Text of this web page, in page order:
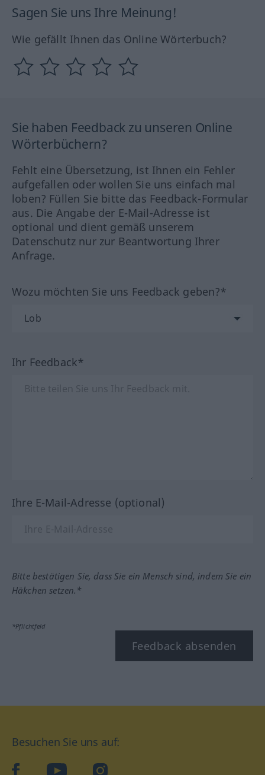
Sagen Sie uns Ihre Meinung!
Wie gefällt Ihnen das Online Wörterbuch?
Sie haben Feedback zu unseren Online
Wörterbüchern?
Fehlt eine Übersetzung, ist Ihnen ein Fehler
aufgefallen oder wollen Sie uns einfach mal
loben? Füllen Sie bitte das Feedback-Formular
aus. Die Angabe der E-Mail-Adresse ist
optional und dient gemäß unserem
Datenschutz nur zur Beantwortung Ihrer
Anfrage.
Wozu möchten Sie uns Feedback geben?*
Ihr Feedback*
Ihre E-Mail-Adresse (optional)
Bitte bestätigen Sie, dass Sie ein Mensch sind, indem Sie ein
Häkchen setzen.*
*Pflichtfeld
Feedback absenden
Besuchen Sie uns auf:
facebookYouTube Instagram